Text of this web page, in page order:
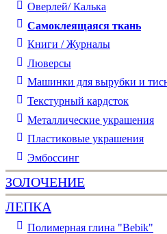
Оверлей/ Калька
Самоклеящаяся ткань
Книги / Журналы
Люверсы
Машинки для вырубки и
Текстурный кардсток
Металлические украшения
Пластиковые украшения
Эмбоссинг
ЗОЛОЧЕНИЕ
ЛЕПКА
Полимерная глина "Bebik"